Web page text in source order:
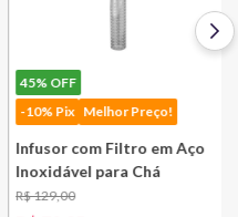
45%OFF
-10% Pix Melhor Preço!
Infusor com Filtro em Aço
Inoxidável para Chá
Lausanne Bsf
R$129,00